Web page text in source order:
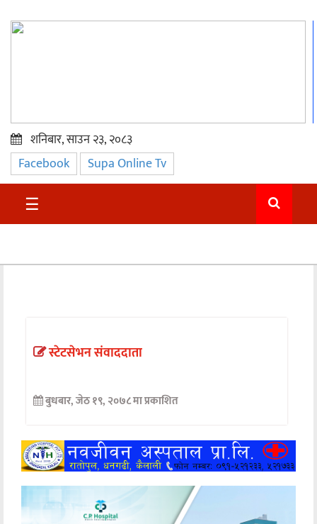
प्रमुख
समाचार
सुदुर
अन्तर्वार्ता
खेलकुद
अन्य
शनिबार, साउन २३, २०८३
Facebook Supa Online Tv
☰
स्टेटसेभन संवाददाता
बुधबार, जेठ १९, २०७८ मा प्रकाशित